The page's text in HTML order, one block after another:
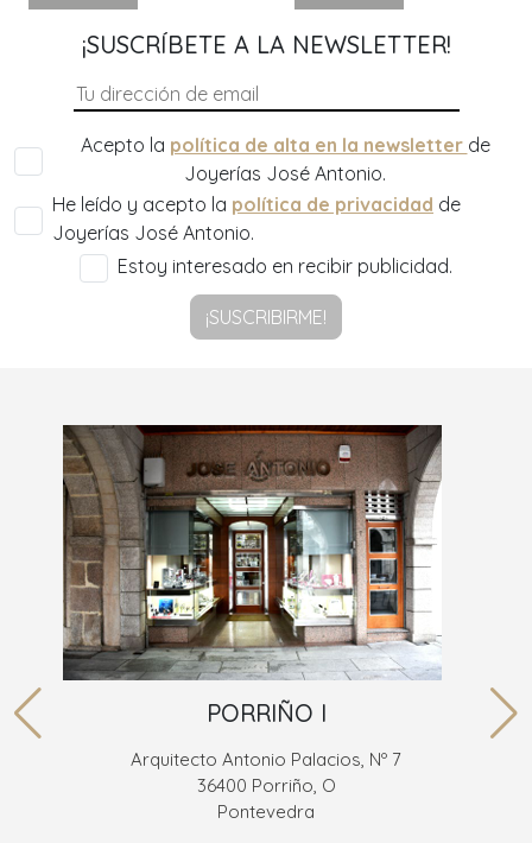
¡SUSCRÍBETE A LA NEWSLETTER!
Acepto la política de alta en la newsletter de
Joyerías José Antonio.
He leído y acepto la política de privacidad de
Joyerías José Antonio.
Estoy interesado en recibir publicidad.
¡SUSCRIBIRME!
PORRIÑO I
Arquitecto Antonio Palacios, Nº 7
36400 Porriño, O
Pontevedra